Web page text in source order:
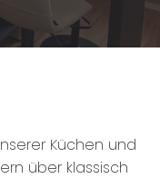
Küchen und
über klassisch